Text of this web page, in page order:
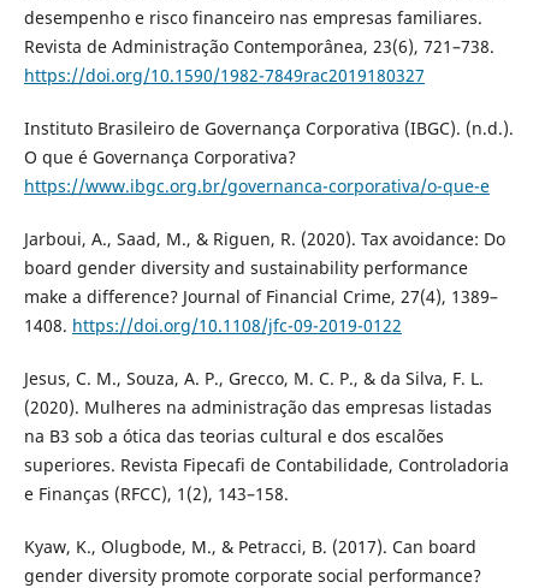
desempenho e risco financeiro nas empresas familiares.
Revista de Administração Contemporânea, 23(6), 721–738.
https://doi.org/10.1590/1982-7849rac2019180327
Instituto Brasileiro de Governança Corporativa (IBGC). (n.d.).
O que é Governança Corporativa?
https://www.ibgc.org.br/governanca-corporativa/o-que-e
Jarboui, A., Saad, M., & Riguen, R. (2020). Tax avoidance: Do
board gender diversity and sustainability performance
make a difference? Journal of Financial Crime, 27(4), 1389–
1408. https://doi.org/10.1108/jfc-09-2019-0122
Jesus, C. M., Souza, A. P., Grecco, M. C. P., & da Silva, F. L.
(2020). Mulheres na administração das empresas listadas
na B3 sob a ótica das teorias cultural e dos escalões
superiores. Revista Fipecafi de Contabilidade, Controladoria
e Finanças (RFCC), 1(2), 143–158.
Kyaw, K., Olugbode, M., & Petracci, B. (2017). Can board
gender diversity promote corporate social performance?